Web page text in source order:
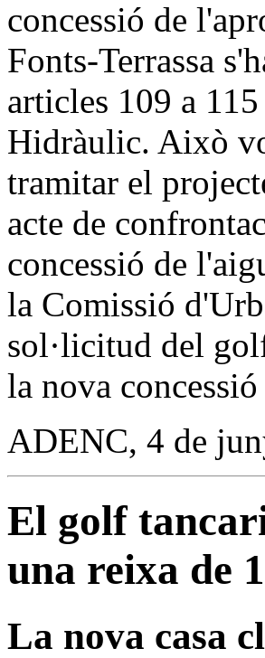
concessió de
Fonts-Terrassa
articles 109 a
Hidràulic. Això
tramitar el
acte de
concessió de
la Comissió
sol·licitud del
la nova
ADENC, 4 de
El golf
una reixa de
La nova casa